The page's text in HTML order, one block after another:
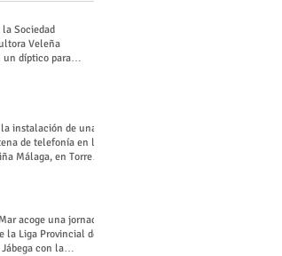
Sociedad
Veleña
un díptico para
instalación de una
de telefonía en la
Málaga, en Torre
acoge una jornada
la Liga Provincial de
Jábega con la